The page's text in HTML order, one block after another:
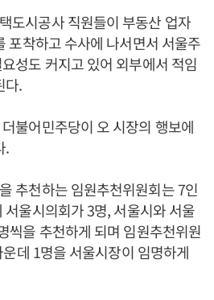
도시공사 직원들이 부동산 업자
포착하고 수사에 나서면서 서울주
성도 커지고 있어 외부에서 적임
다.
불어민주당이 오 시장의 행보에
.
추천하는 임원추천위원회는 7인
울시의회가 3명, 서울시와 서울
씩을 추천하게 되며 임원추천위원
데 1명을 서울시장이 임명하게